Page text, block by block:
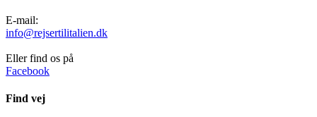
E-mail:
info@rejsertilitalien.dk
Eller find os på
Facebook
Find vej